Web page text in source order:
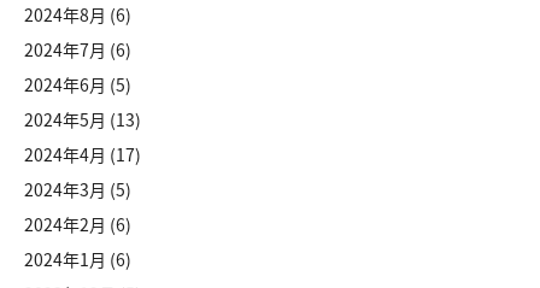
2024年8月 (6)
2024年7月 (6)
2024年6月 (5)
2024年5月 (13)
2024年4月 (17)
2024年3月 (5)
2024年2月 (6)
2024年1月 (6)